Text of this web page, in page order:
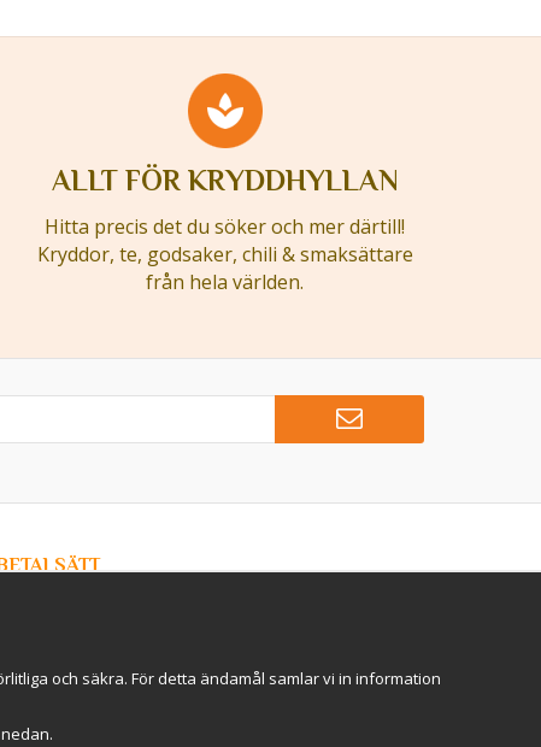
ALLT FÖR KRYDDHYLLAN
Hitta precis det du söker och mer därtill!
Kryddor, te, godsaker, chili & smaksättare
från hela världen.
och säkra. För detta ändamål samlar vi in information